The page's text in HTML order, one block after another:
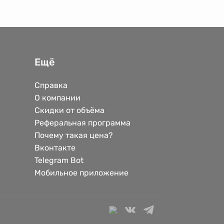
Ещё
Справка
О компании
Скидки от объёма
Реферальная программа
Почему такая цена?
Вконтакте
Telegram Bot
Мобильное приложение